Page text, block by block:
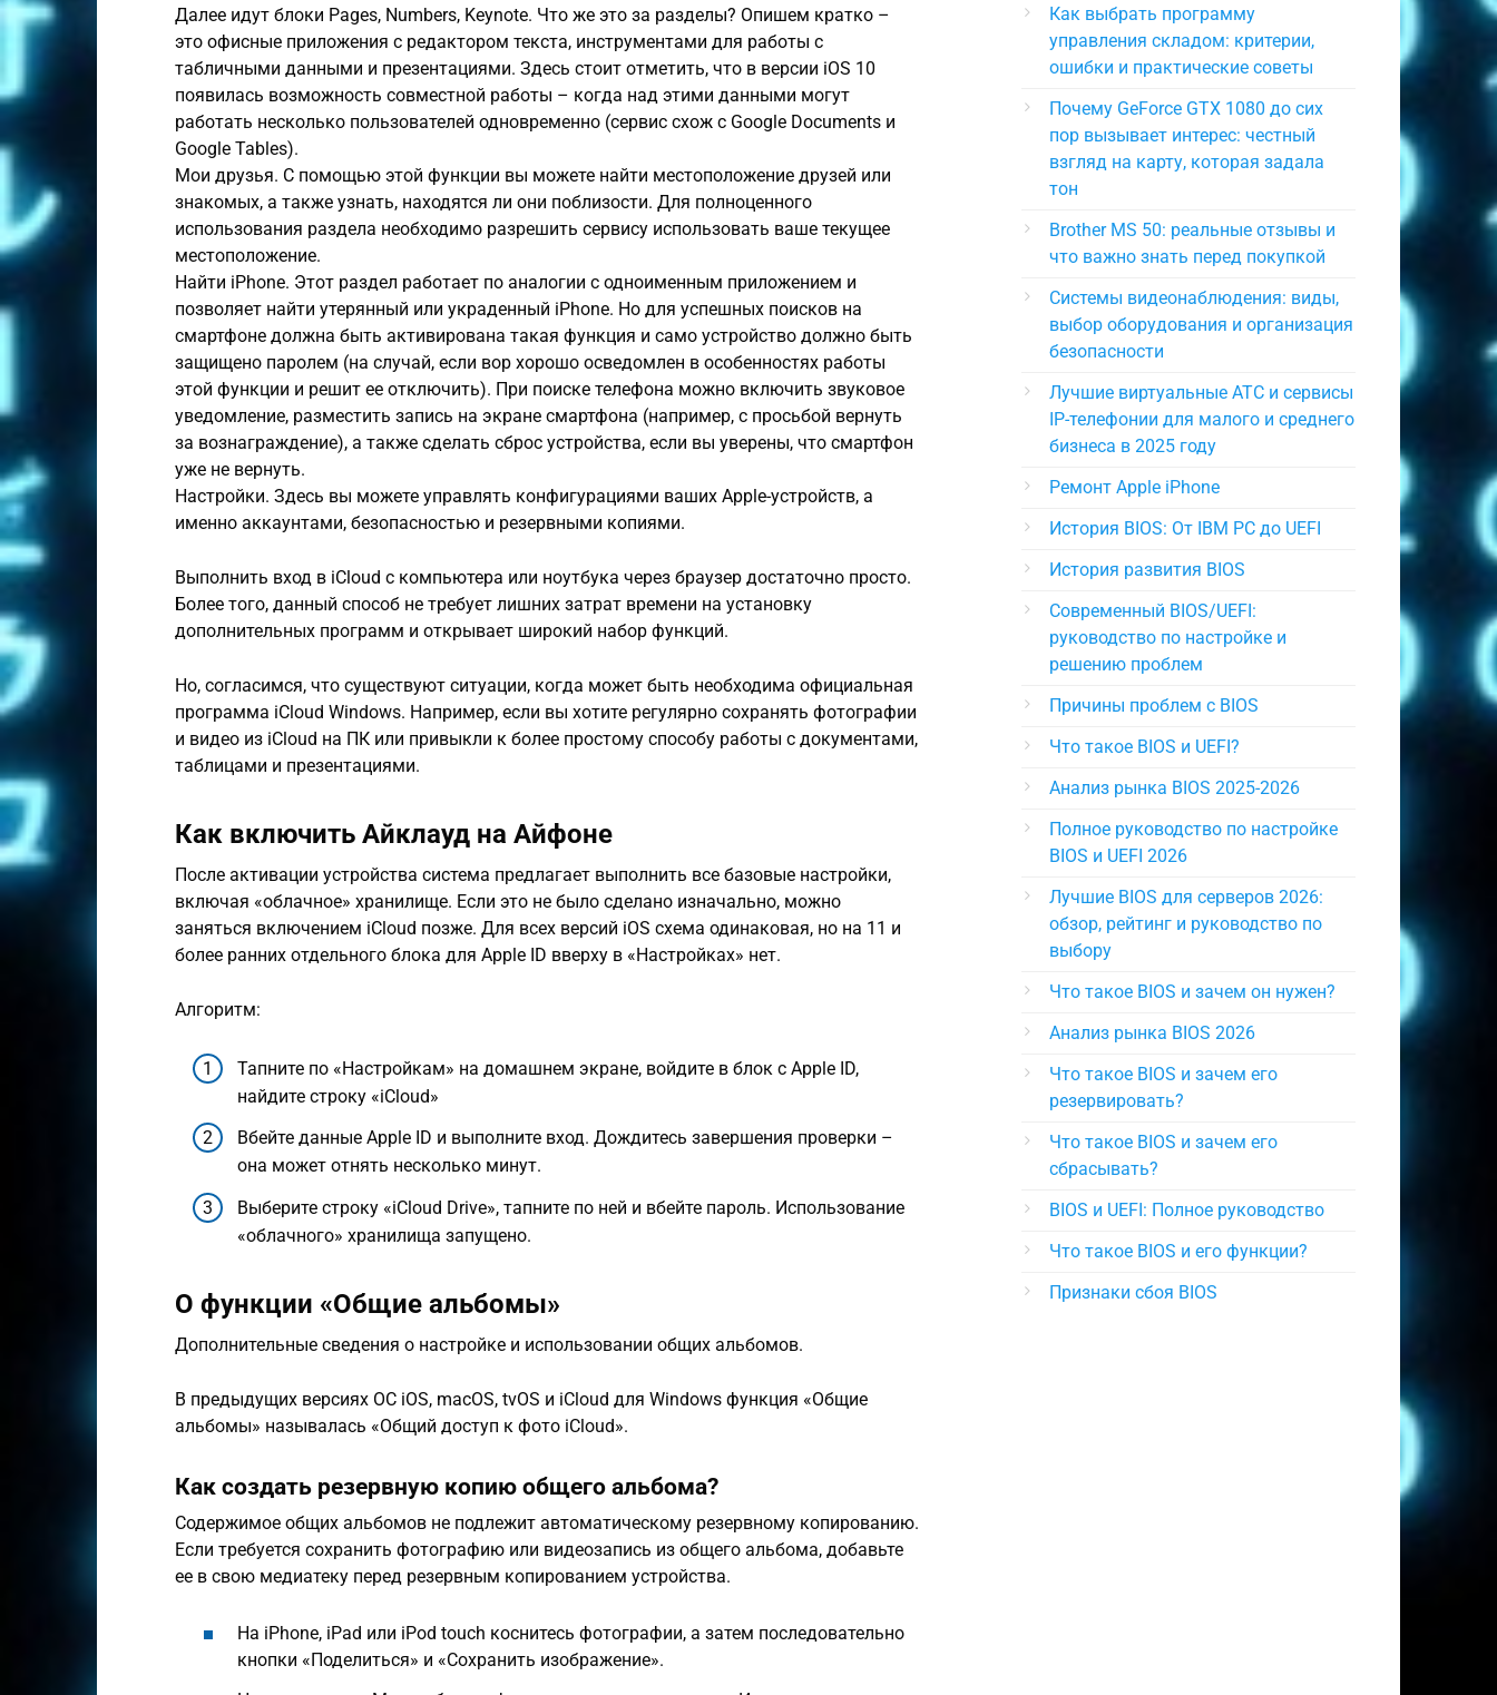
Далее идут блоки Pages, Numbers, Keynote. Что же это за разделы? Опишем кратко –
это офисные приложения с редактором текста, инструментами для работы с
табличными данными и презентациями. Здесь стоит отметить, что в версии iOS 10
появилась возможность совместной работы – когда над этими данными могут
работать несколько пользователей одновременно (сервис схож с Google Documents и
Google Tables).
Мои друзья. С помощью этой функции вы можете найти местоположение друзей или
знакомых, а также узнать, находятся ли они поблизости. Для полноценного
использования раздела необходимо разрешить сервису использовать ваше текущее
местоположение.
Найти iPhone. Этот раздел работает по аналогии с одноименным приложением и
позволяет найти утерянный или украденный iPhone. Но для успешных поисков на
смартфоне должна быть активирована такая функция и само устройство должно быть
защищено паролем (на случай, если вор хорошо осведомлен в особенностях работы
этой функции и решит ее отключить). При поиске телефона можно включить звуковое
уведомление, разместить запись на экране смартфона (например, с просьбой вернуть
за вознаграждение), а также сделать сброс устройства, если вы уверены, что смартфон
уже не вернуть.
Настройки. Здесь вы можете управлять конфигурациями ваших Apple-устройств, а
именно аккаунтами, безопасностью и резервными копиями.
Выполнить вход в iCloud с компьютера или ноутбука через браузер достаточно просто.
Более того, данный способ не требует лишних затрат времени на установку
дополнительных программ и открывает широкий набор функций.
Но, согласимся, что существуют ситуации, когда может быть необходима официальная
программа iCloud Windows. Например, если вы хотите регулярно сохранять фотографии
и видео из iCloud на ПК или привыкли к более простому способу работы с документами,
таблицами и презентациями.
Как включить Айклауд на Айфоне
После активации устройства система предлагает выполнить все базовые настройки,
включая «облачное» хранилище. Если это не было сделано изначально, можно
заняться включением iCloud позже. Для всех версий iOS схема одинаковая, но на 11 и
более ранних отдельного блока для Apple ID вверху в «Настройках» нет.
Алгоритм:
Тапните по «Настройкам» на домашнем экране, войдите в блок с Apple ID,
найдите строку «iCloud»
Вбейте данные Apple ID и выполните вход. Дождитесь завершения проверки –
она может отнять несколько минут.
Выберите строку «iCloud Drive», тапните по ней и вбейте пароль. Использование
«облачного» хранилища запущено.
О функции «Общие альбомы»
Дополнительные сведения о настройке и использовании общих альбомов.
В предыдущих версиях ОС iOS, macOS, tvOS и iCloud для Windows функция «Общие
альбомы» называлась «Общий доступ к фото iCloud».
Как создать резервную копию общего альбома?
Содержимое общих альбомов не подлежит автоматическому резервному копированию.
Если требуется сохранить фотографию или видеозапись из общего альбома, добавьте
ее в свою медиатеку перед резервным копированием устройства.
На iPhone, iPad или iPod touch коснитесь фотографии, а затем последовательно
кнопки «Поделиться» и «Сохранить изображение».
Как выбрать программу
управления складом: критерии,
ошибки и практические советы
Почему GeForce GTX 1080 до сих
пор вызывает интерес: честный
взгляд на карту, которая задала
тон
Brother MS 50: реальные отзывы и
что важно знать перед покупкой
Системы видеонаблюдения: виды,
выбор оборудования и организация
безопасности
Лучшие виртуальные АТС и сервисы
IP-телефонии для малого и среднего
бизнеса в 2025 году
Ремонт Apple iPhone
История BIOS: От IBM PC до UEFI
История развития BIOS
Современный BIOS/UEFI:
руководство по настройке и
решению проблем
Причины проблем с BIOS
Что такое BIOS и UEFI?
Анализ рынка BIOS 2025-2026
Полное руководство по настройке
BIOS и UEFI 2026
Лучшие BIOS для серверов 2026:
обзор, рейтинг и руководство по
выбору
Что такое BIOS и зачем он нужен?
Анализ рынка BIOS 2026
Что такое BIOS и зачем его
резервировать?
Что такое BIOS и зачем его
сбрасывать?
BIOS и UEFI: Полное руководство
Что такое BIOS и его функции?
Признаки сбоя BIOS